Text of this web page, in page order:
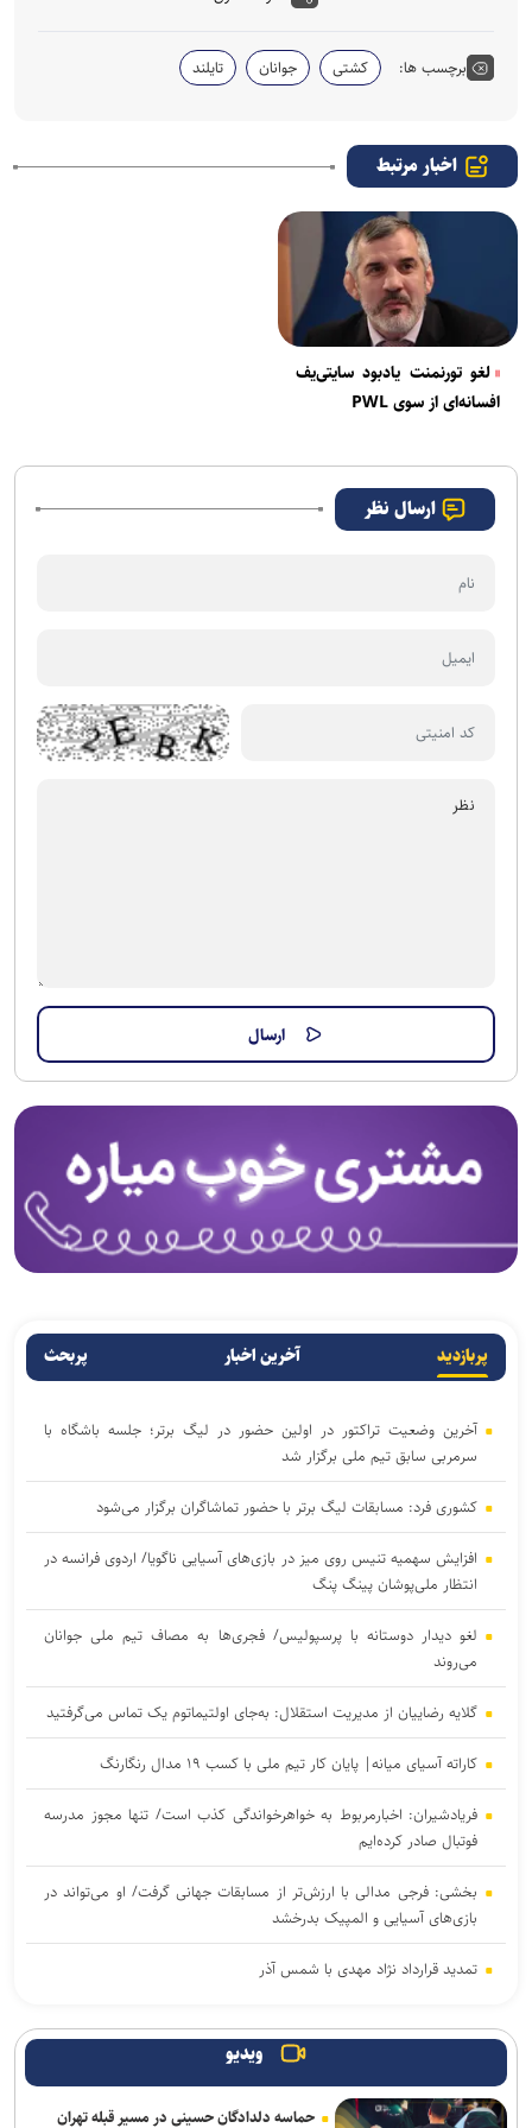
برچسب ها: کشتی جوانان تایلند
اخبار مرتبط
لغو تورنمنت یادبود سایتی‌یف
افسانه‌ای از سوی PWL
ارسال نظر
پربازدید آخرین اخبار پربحث
آخرین وضعیت تراکتور در اولین حضور در لیگ برتر؛ جلسه باشگاه با
سرمربی سابق تیم ملی برگزار شد
کشوری فرد: مسابقات لیگ برتر با حضور تماشاگران برگزار می‌شود
افزایش سهمیه تنیس روی میز در بازی‌های آسیایی ناگویا/ اردوی فرانسه در
انتظار ملی‌پوشان پینگ پنگ
لغو دیدار دوستانه با پرسپولیس/ فجری‌ها به مصاف تیم ملی جوانان
می‌روند
گلایه رضاییان از مدیریت استقلال: به‌جای اولتیماتوم یک تماس می‌گرفتید
کاراته آسیای میانه| پایان کار تیم ملی با کسب ۱۹ مدال رنگارنگ
فریادشیران: اخبارمربوط به خواهرخواندگی کذب است/ تنها مجوز مدرسه
فوتبال صادر کرده‌ایم
بخشی: فرجی مدالی با ارزش‌تر از مسابقات جهانی گرفت/ او می‌تواند در
بازی‌های آسیایی و المپیک بدرخشد
تمدید قرارداد نژاد مهدی با شمس آذر
تقوی: دیر شروع کردیم و مجبوریم تیم را مرحله به مرحله آماده کنیم/ برای
تکمیل تیم به ۲، ۳ بازیکن دیگر نیاز داریم
ویدیو
حماسه دلدادگان حسینی در مسیر قبله تهران